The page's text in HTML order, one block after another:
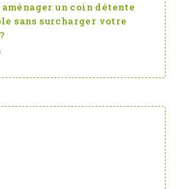
aménager un coin détente
sans surcharger votre